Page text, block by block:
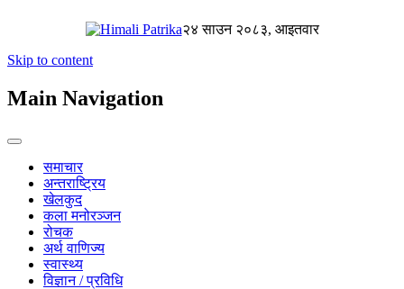
२४ साउन २०८३, आइतवार
Skip to content
Main Navigation
समाचार
अन्तराष्ट्रिय
खेलकुद
कला मनोरञ्जन
रोचक
अर्थ वाणिज्य
स्वास्थ्य
विज्ञान / प्रविधि